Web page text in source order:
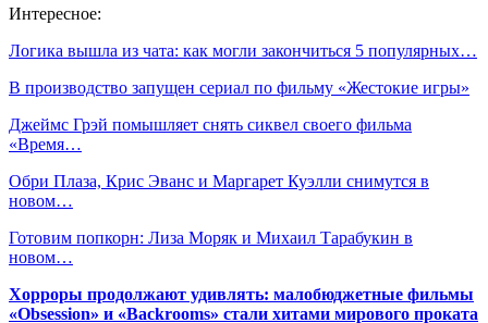
Интересное:
Логика вышла из чата: как могли закончиться 5 популярных…
В производство запущен сериал по фильму «Жестокие игры»
Джеймс Грэй помышляет снять сиквел своего фильма
«Время…
Обри Плаза, Крис Эванс и Маргарет Куэлли снимутся в
новом…
Готовим попкорн: Лиза Моряк и Михаил Тарабукин в
новом…
Хорроры продолжают удивлять: малобюджетные фильмы
«Obsession» и «Backrooms» стали хитами мирового проката